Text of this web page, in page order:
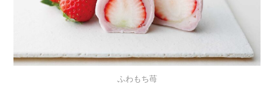
ふわもち苺